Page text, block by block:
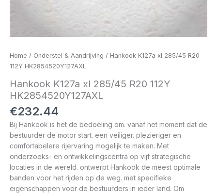
Home / Onderstel & Aandrijving / Hankook K127a xl 285/45 R20
112Y HK2854520Y127AXL
Hankook K127a xl 285/45 R20 112Y
HK2854520Y127AXL
€232.44
Bij Hankook is het de bedoeling om. vanaf het moment dat de
bestuurder de motor start. een veiliger. plezieriger en
comfortabelere rijervaring mogelijk te maken. Met
onderzoeks- en ontwikkelingscentra op vijf strategische
locaties in de wereld. ontwerpt Hankook de meest optimale
banden voor het rijden op de weg. met specifieke
eigenschappen voor de bestuurders in ieder land. Om